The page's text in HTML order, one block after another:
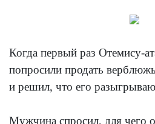
Когда первый раз Отемису-
попросили продать
и решил, что его
Мужчина спросил, для чего